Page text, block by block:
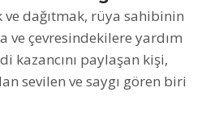
ve dağıtmak, rüya sahibinin
çevresindekilere yardım
kazancını paylaşan kişi,
sevilen ve saygı gören biri